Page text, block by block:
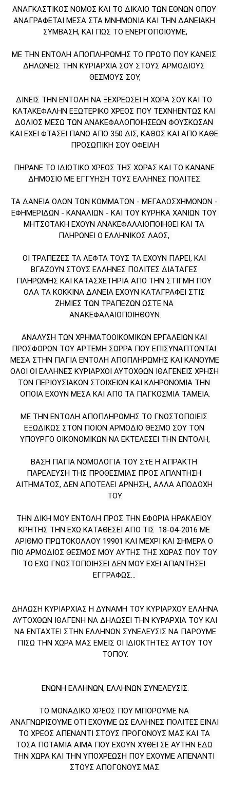
ΑΝΑΓΚΑΣΤΙΚΟΣ ΝΟΜΟΣ ΚΑΙ ΤΟ ΔΙΚΑΙΟ ΤΩΝ ΕΘΝΩΝ ΟΠΟΥ
ΑΝΑΓΡΑΦΕΤΑΙ ΜΕΣΑ ΣΤΑ ΜΝΗΜΟΝΙΑ ΚΑΙ ΤΗΝ ΔΑΝΕΙΑΚΗ
ΣΥΜΒΑΣΗ, ΚΑΙ ΠΩΣ ΤΟ ΕΝΕΡΓΟΠΟΙΟΥΜΕ,
ΜΕ ΤΗΝ ΕΝΤΟΛΗ ΑΠΟΠΛΗΡΩΜΗΣ ΤΟ ΠΡΩΤΟ ΠΟΥ ΚΑΝΕΙΣ
ΔΗΛΩΝΕΙΣ ΤΗΝ ΚΥΡΙΑΡΧΙΑ ΣΟΥ ΣΤΟΥΣ ΑΡΜΟΔΙΟΥΣ
ΘΕΣΜΟΥΣ ΣΟΥ,
ΔΙΝΕΙΣ ΤΗΝ ΕΝΤΟΛΗ ΝΑ ΞΕΧΡΕΩΣΕΙ Η ΧΩΡΑ ΣΟΥ ΚΑΙ ΤΟ
ΚΑΤΑΚΕΦΑΛΗΝ ΕΞΩΤΕΡΙΚΟ ΧΡΕΟΣ ΠΟΥ ΤΕΧΝΗΕΝΤΩΣ ΚΑΙ
ΔΟΛΙΟΣ ΜΕΣΩ ΤΩΝ ΑΝΑΚΕΦΑΛΟΠΟΙΗΣΕΩΝ ΦΟΥΣΚΩΣΑΝ
ΚΑΙ ΕΧΕΙ ΦΤΑΣΕΙ ΠΑΝΩ ΑΠΟ 350 ΔΙΣ, ΚΑΘΩΣ ΚΑΙ ΑΠΟ ΚΑΘΕ
ΠΡΟΣΩΠΙΚΗ ΣΟΥ ΟΦΕΙΛΗ
ΠΗΡΑΝΕ ΤΟ ΙΔΙΩΤΙΚΟ ΧΡΕΟΣ ΤΗΣ ΧΩΡΑΣ ΚΑΙ ΤΟ ΚΑΝΑΝΕ
ΔΗΜΟΣΙΟ ΜΕ ΕΓΓΥΗΣΗ ΤΟΥΣ ΕΛΛΗΝΕΣ ΠΟΛΙΤΕΣ.
ΤΑ ΔΑΝΕΙΑ ΟΛΩΝ ΤΩΝ ΚΟΜΜΑΤΩΝ - ΜΕΓΑΛΟΣΧΗΜΩΝΩΝ -
ΕΦΗΜΕΡΙΔΩΝ - ΚΑΝΑΛΙΩΝ - ΚΑΙ ΤΟΥ ΚΥΡΗΚΑ ΧΑΝΙΩΝ ΤΟΥ
ΜΗΤΣΟΤΑΚΗ ΕΧΟΥΝ ΑΝΑΚΕΦΑΛΑΙΟΠΟΙΗΘΕΙ ΚΑΙ ΤΑ
ΠΛΗΡΩΝΕΙ Ο ΕΛΛΗΝΙΚΟΣ ΛΑΟΣ,
ΟΙ ΤΡΑΠΕΖΕΣ ΤΑ ΛΕΦΤΑ ΤΟΥΣ ΤΑ ΕΧΟΥΝ ΠΑΡΕΙ, ΚΑΙ
ΒΓΑΖΟΥΝ ΣΤΟΥΣ ΕΛΛΗΝΕΣ ΠΟΛΙΤΕΣ ΔΙΑΤΑΓΕΣ
ΠΛΗΡΩΜΗΣ ΚΑΙ ΚΑΤΑΣΧΕΤΗΡΙΑ ΑΠΟ ΤΗΝ ΣΤΙΓΜΗ ΠΟΥ
ΟΛΑ ΤΑ ΚΟΚΚΙΝΑ ΔΑΝΕΙΑ ΕΧΟΥΝ ΚΑΤΑΓΡΑΦΕΙ ΣΤΙΣ
ΖΗΜΙΕΣ ΤΩΝ ΤΡΑΠΕΖΩΝ ΩΣΤΕ ΝΑ
ΑΝΑΚΕΦΑΛΑΙΟΠΟΙΗΘΟΥΝ.
ΑΝΑΛΥΣΗ ΤΩΝ ΧΡΗΜΑΤΟΟΙΚΟΜΙΚΩΝ ΕΡΓΑΛΕΙΩΝ ΚΑΙ
ΠΡΟΣΦΟΡΩΝ ΤΟΥ ΑΡΤΕΜΗ ΣΩΡΡΑ ΠΟΥ ΕΠΙΣΥΝΑΠΤΩΝΤΑΙ
ΜΕΣΑ ΣΤΗΝ ΠΑΓΙΑ ΕΝΤΟΛΗ ΑΠΟΠΛΗΡΩΜΗΣ ΚΑΙ ΚΑΝΟΥΜΕ
ΟΛΟΙ ΟΙ ΕΛΛΗΝΕΣ ΚΥΡΙΑΡΧΟΙ ΑΥΤΟΧΘΩΝ ΙΘΑΓΕΝΕΙΣ ΧΡΗΣΗ
ΤΩΝ ΠΕΡΙΟΥΣΙΑΚΩΝ ΣΤΟΙΧΕΙΩΝ ΚΑΙ ΚΛΗΡΟΝΟΜΙΑ ΤΗΝ
ΟΠΟΙΑ ΕΧΟΥΝ ΜΕΣΑ ΚΑΙ ΑΠΟ ΤΑ ΠΑΓΚΟΣΜΙΑ ΤΑΜΕΙΑ.
ΜΕ ΤΗΝ ΕΝΤΟΛΗ ΑΠΟΠΛΗΡΩΜΗΣ ΤΟ ΓΝΩΣΤΟΠΟΙΕΙΣ
ΕΞΩΔΙΚΩΣ ΣΤΟΝ ΠΟΙΟΝ ΑΡΜΟΔΙΟ ΘΕΣΜΟ ΣΟΥ ΤΟΝ
ΥΠΟΥΡΓΟ ΟΙΚΟΝΟΜΙΚΩΝ ΝΑ ΕΚΤΕΛΕΣΕΙ ΤΗΝ ΕΝΤΟΛΗ,
ΒΑΣΗ ΠΑΓΙΑ ΝΟΜΟΛΟΓΙΑ ΤΟΥ ΣτΕ Η ΑΠΡΑΚΤΗ
ΠΑΡΕΛΕΥΣΗ ΤΗΣ ΠΡΟΘΕΣΜΙΑΣ ΠΡΟΣ ΑΠΑΝΤΗΣΗ
ΑΙΤΗΜΑΤΟΣ, ΔΕΝ ΑΠΟΤΕΛΕΙ ΑΡΝΗΣΗ,, ΑΛΛΑ ΑΠΟΔΟΧΗ
ΤΟΥ.
ΤΗΝ ΔΙΚΗ ΜΟΥ ΕΝΤΟΛΗ ΠΡΟΣ ΤΗΝ ΕΦΟΡΙΑ ΗΡΑΚΛΕΙΟΥ
ΚΡΗΤΗΣ ΤΗΝ ΕΧΩ ΚΑΤΑΘΕΣΕΙ ΑΠΟ ΤΙΣ  18-04-2016 ΜΕ
ΑΡΙΘΜΟ ΠΡΩΤΟΚΟΛΛΟΥ 19901 ΚΑΙ ΜΕΧΡΙ ΚΑΙ ΣΗΜΕΡΑ Ο
ΠΙΟ ΑΡΜΟΔΙΟΣ ΘΕΣΜΟΣ ΜΟΥ ΑΥΤΗΣ ΤΗΣ ΧΩΡΑΣ ΠΟΥ ΤΟΥ
ΤΟ ΕΧΩ ΓΝΩΣΤΟΠΟΙΗΣΕΙ ΔΕΝ ΜΟΥ ΕΧΕΙ ΑΠΑΝΤΗΣΕΙ
ΕΓΓΡΑΦΩΣ...
ΔΗΛΩΣΗ ΚΥΡΙΑΡΧΙΑΣ Η ΔΥΝΑΜΗ ΤΟΥ ΚΥΡΙΑΡΧΟΥ ΕΛΛΗΝΑ
ΑΥΤΟΧΘΩΝ ΙΘΑΓΕΝΗ ΝΑ ΔΗΛΩΣΕΙ ΤΗΝ ΚΥΡΑΡΧΙΑ ΤΟΥ ΚΑΙ
ΝΑ ΕΝΤΑΧΤΕΙ ΣΤΗΝ ΕΛΛΗΝΩΝ ΣΥΝΕΛΕΥΣΙΣ ΝΑ ΠΑΡΟΥΜΕ
ΠΙΣΩ ΤΗΝ ΧΩΡΑ ΜΑΣ ΕΜΕΙΣ ΟΙ ΙΔΙΟΚΤΗΤΕΣ ΑΥΤΟΥ ΤΟΥ
ΤΟΠΟΥ.
ΕΝΩΝΗ ΕΛΛΗΝΩΝ, ΕΛΛΗΝΩΝ ΣΥΝΕΛΕΥΣΙΣ.
ΤΟ ΜΟΝΑΔΙΚΟ ΧΡΕΟΣ ΠΟΥ ΜΠΟΡΟΥΜΕ ΝΑ
ΑΝΑΓΝΩΡΙΣΟΥΜΕ ΟΤΙ ΕΧΟΥΜΕ ΩΣ ΕΛΛΗΝΕΣ ΠΟΛΙΤΕΣ ΕΙΝΑΙ
ΤΟ ΧΡΕΟΣ ΑΠΕΝΑΝΤΙ ΣΤΟΥΣ ΠΡΟΓΟΝΟΥΣ ΜΑΣ ΚΑΙ ΤΑ
ΤΟΣΑ ΠΟΤΑΜΙΑ ΑΙΜΑ ΠΟΥ ΕΧΟΥΝ ΧΥΘΕΙ ΣΕ ΑΥΤΗΝ ΕΔΩ
ΤΗΝ ΧΩΡΑ ΚΑΙ ΤΗΝ ΥΠΟΧΡΕΩΣΗ ΠΟΥ ΕΧΟΥΜΕ ΑΠΕΝΑΝΤΙ
ΣΤΟΥΣ ΑΠΟΓΟΝΟΥΣ ΜΑΣ.